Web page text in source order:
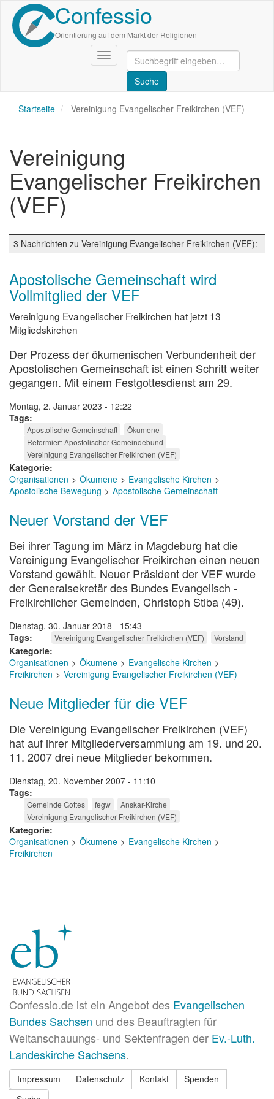
Direkt
zum
Inhalt
Confessio
Orientierung auf dem Markt der Religionen
Navigation
aktivieren/deaktivieren
Startseite Vereinigung Evangelischer Freikirchen (VEF)
Vereinigung
Evangelischer Freikirchen
(VEF)
3 Nachrichten zu Vereinigung Evangelischer Freikirchen (VEF):
Apostolische Gemeinschaft wird
Vollmitglied der VEF
Vereinigung Evangelischer Freikirchen hat jetzt 13
Mitgliedskirchen
Der Prozess der ökumenischen Verbundenheit der
Apostolischen Gemeinschaft ist einen Schritt weiter
gegangen. Mit einem Festgottesdienst am 29.
Montag, 2. Januar 2023 - 12:22
Tags
Apostolische Gemeinschaft
Ökumene
Reformiert-Apostolischer Gemeindebund
Vereinigung Evangelischer Freikirchen (VEF)
Kategorie
Organisationen
Ökumene
Evangelische Kirchen
Apostolische Bewegung
Apostolische Gemeinschaft
Neuer Vorstand der VEF
Bei ihrer Tagung im März in Magdeburg hat die
Vereinigung Evangelischer Freikirchen einen neuen
Vorstand gewählt. Neuer Präsident der VEF wurde
der Generalsekretär des Bundes Evangelisch -
Freikirchlicher Gemeinden, Christoph Stiba (49).
Dienstag, 30. Januar 2018 - 15:43
Tags
Vereinigung Evangelischer Freikirchen (VEF) Vorstand
Kategorie
Organisationen
Ökumene
Evangelische Kirchen
Freikirchen
Vereinigung Evangelischer Freikirchen (VEF)
Neue Mitglieder für die VEF
Die Vereinigung Evangelischer Freikirchen (VEF)
hat auf ihrer Mitgliederversammlung am 19. und 20.
11. 2007 drei neue Mitglieder bekommen.
Dienstag, 20. November 2007 - 11:10
Tags
Gemeinde Gottes fegw
Anskar-Kirche
Vereinigung Evangelischer Freikirchen (VEF)
Kategorie
Organisationen
Ökumene
Evangelische Kirchen
Freikirchen
Confessio.de ist ein Angebot des Evangelischen
Bundes Sachsen und des Beauftragten für
Weltanschauungs- und Sektenfragen der Ev.-Luth.
Landeskirche Sachsens.
Impressum Datenschutz Kontakt
Spenden